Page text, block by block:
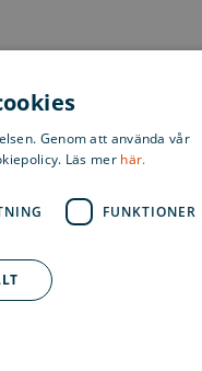
Genom att använda vår
Läs mer här.
FUNKTIONER